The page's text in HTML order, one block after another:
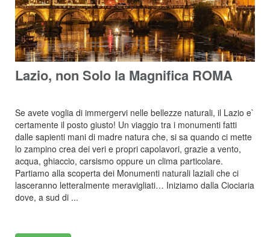
Lazio, non Solo la Magnifica ROMA
Se avete voglia di immergervi nelle bellezze naturali, il Lazio e`
certamente il posto giusto! Un viaggio tra i monumenti fatti
dalle sapienti mani di madre natura che, si sa quando ci mette
lo zampino crea dei veri e propri capolavori, grazie a vento,
acqua, ghiaccio, carsismo oppure un clima particolare.
Partiamo alla scoperta dei Monumenti naturali laziali che ci
lasceranno letteralmente meravigliati… Iniziamo dalla Ciociaria
dove, a sud di ...